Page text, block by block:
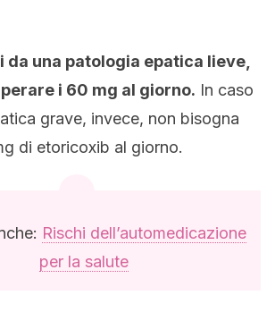
da una patologia epatica lieve,
i 60 mg al giorno. In caso
grave, invece, non bisogna
di etoricoxib al giorno.
Rischi dell’automedicazione
per la salute